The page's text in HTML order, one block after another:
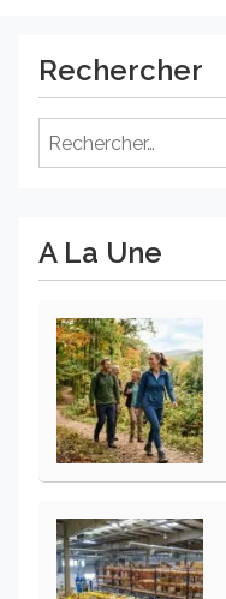
Rechercher
Rechercher :
A La Une